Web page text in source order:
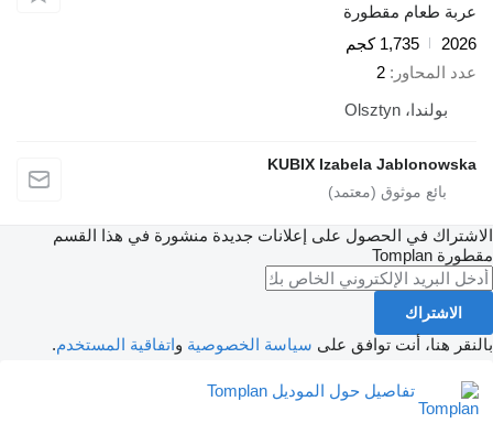
عربة طعام مقطورة
2026
1,735 كجم
عدد المحاور
2
بولندا، Olsztyn
KUBIX Izabela Jablonowska
الاشتراك في الحصول على إعلانات جديدة منشورة في هذا القسم
مقطورة Tomplan
الاشتراك
بالنقر هنا، أنت توافق على سياسة الخصوصية واتفاقية المستخدم.
تفاصيل حول الموديل Tomplan